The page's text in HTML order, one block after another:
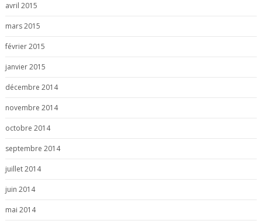
avril 2015
mars 2015
février 2015
janvier 2015
décembre 2014
novembre 2014
octobre 2014
septembre 2014
juillet 2014
juin 2014
mai 2014